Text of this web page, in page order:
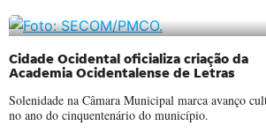
Cidade Ocidental oficializa criação da
Academia Ocidentalense de Letras
Solenidade na Câmara Municipal marca avanço
no ano do cinquentenário do município.